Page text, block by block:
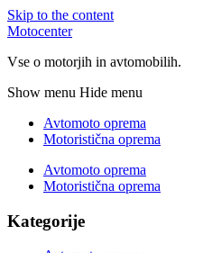
Skip to the content
Motocenter
Vse o motorjih in avtomobilih.
Show menu Hide menu
Avtomoto oprema
Motoristična oprema
Avtomoto oprema
Motoristična oprema
Kategorije